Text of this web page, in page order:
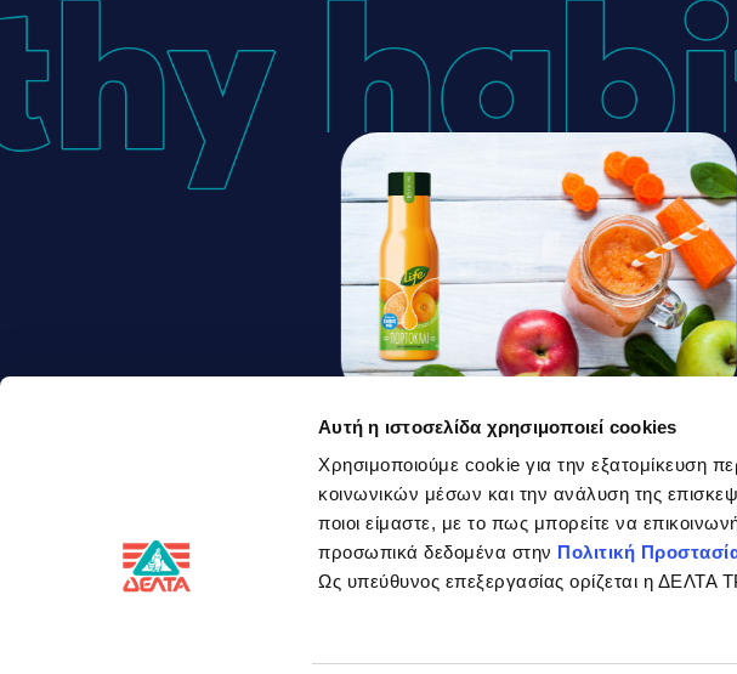
Αυτή η ιστοσελίδα χρησιμοποιεί cookies
Χρησιμοποιούμε cookie για την εξατομίκευση
κοινωνικών μέσων και την ανάλυση της
ποιοι είμαστε, με το πως μπορείτε να
προσωπικά δεδομένα στην Πολιτική
Ως υπεύθυνος επεξεργασίας ορίζεται η
Αντιοξειδωτικό
Smoothie με Φρούτα